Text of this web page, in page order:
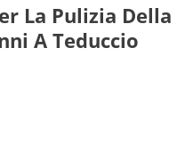
La Pulizia Della
A Teduccio